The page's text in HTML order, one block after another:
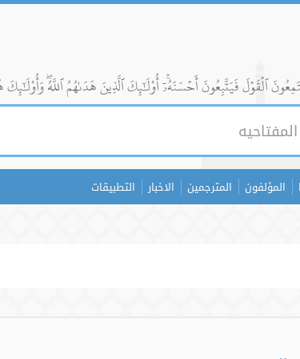
ٱلۡقَوۡلَ فَيَتَّبِعُونَ أَحۡسَنَهُۥٓۚ أُوْلَٰٓئِكَ ٱلَّذِينَ هَدَىٰهُمُ ٱللَّهُۖ وَأُوْلَٰٓئِكَ
المؤلفون المترجمين الاخبار التطبيقات